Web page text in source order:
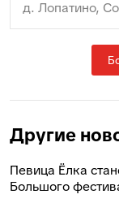
д. Лопатино,
Другие
Певица Ёлка
Большого